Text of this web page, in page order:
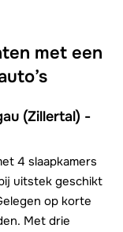
met een
(Zillertal) -
4 slaapkamers
uitstek geschikt
op korte
Met drie